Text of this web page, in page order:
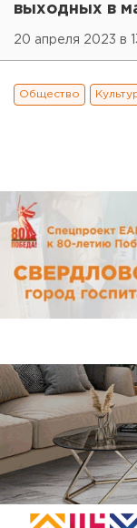
выходных в
20 апреля 2023 в
Общество